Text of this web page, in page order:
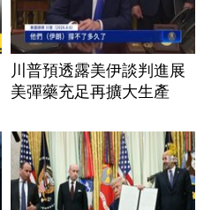
川普預透露美伊談判進展
美彈藥充足再擴大生產